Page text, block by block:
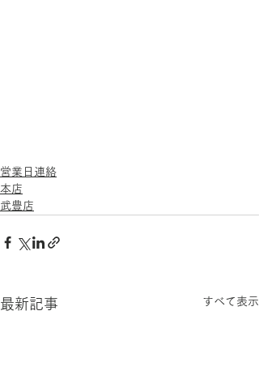
営業日連絡
本店
武豊店
最新記事 すべて表示